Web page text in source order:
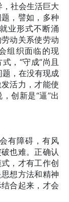
社会生活巨大
，譬如，多种
业形式不断涌
动关系使劳动
组织面临的现
，“守成”尚且
，在没有现成
活力，才能使
创新是“逼”出
有障碍，有风
也难。正确认
，才有工作创
想方法和精神
合起来，才会